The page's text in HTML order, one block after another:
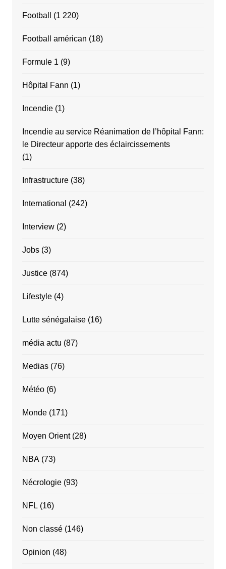
Football (1 220)
Football américan (18)
Formule 1 (9)
Hôpital Fann (1)
Incendie(1)
Incendie au service Réanimation de l’hôpital Fann:
le Directeur apporte des éclaircissements
(1)
Infrastructure(38)
International (242)
Interview(2)
Jobs(3)
Justice(874)
Lifestyle(4)
Lutte sénégalaise(16)
média actu (87)
Medias(76)
Météo(6)
Monde(171)
Moyen Orient(28)
NBA(73)
Nécrologie(93)
NFL (16)
Non classé(146)
Opinion (48)